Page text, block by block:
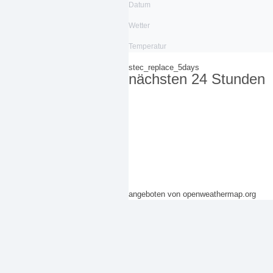
Datum
Wetter
Temperatur
stec_replace_5days
nächsten 24 Stunden
angeboten von openweathermap.org